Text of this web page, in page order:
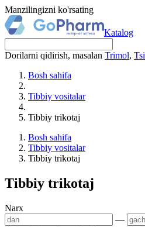
Manzilingizni ko'rsating
Katalog
Dorilarni qidirish, masalan Trimol,
Bosh sahifa
Tibbiy vositalar
Tibbiy trikotaj
Bosh sahifa
Tibbiy vositalar
Tibbiy trikotaj
Tibbiy trikotaj
Narx
—